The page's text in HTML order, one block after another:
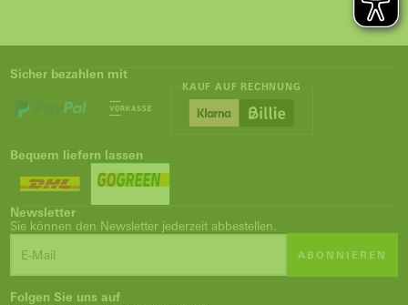
Sicher bezahlen mit
KAUF AUF RECHNUNG
Bequem liefern lassen
Newsletter
Sie können den Newsletter jederzeit abbestellen.
ABONNIEREN
Folgen Sie uns auf